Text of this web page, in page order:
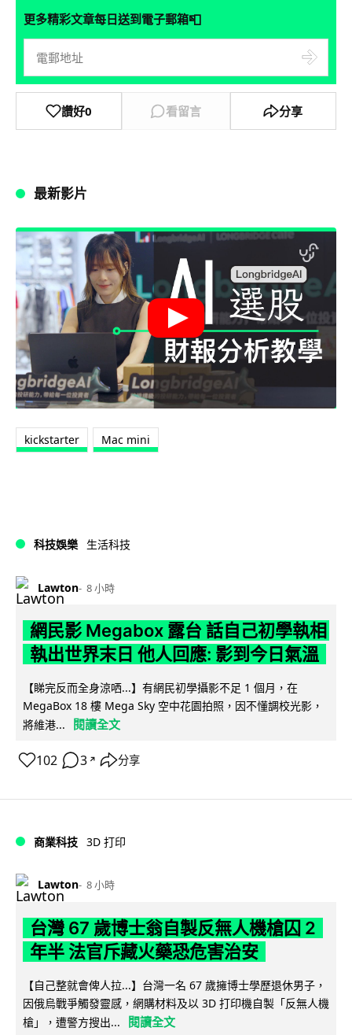
更多精彩文章每日送到電子郵箱📮
讚好0 看留言 分享
最新影片
kickstarter Mac mini
科技娛樂 生活科技
Lawton 8 小時
網民影 Megabox 露台 話自己初學執相
執出世界末日 他人回應: 影到今日氣溫
【睇完反而全身涼哂...】有網民初學攝影不足 1 個月，在
MegaBox 18 樓 Mega Sky 空中花園拍照，因不懂調校光影，
將維港...
閱讀全文
102 3 ↗ 分享
商業科技 3D 打印
Lawton 8 小時
台灣 67 歲博士翁自製反無人機槍囚 2
年半 法官斥藏火藥恐危害治安
【自己整就會俾人拉...】台灣一名 67 歲擁博士學歷退休男子，
因俄烏戰爭觸發靈感，網購材料及以 3D 打印機自製「反無人機
槍」，遭警方搜出...
閱讀全文